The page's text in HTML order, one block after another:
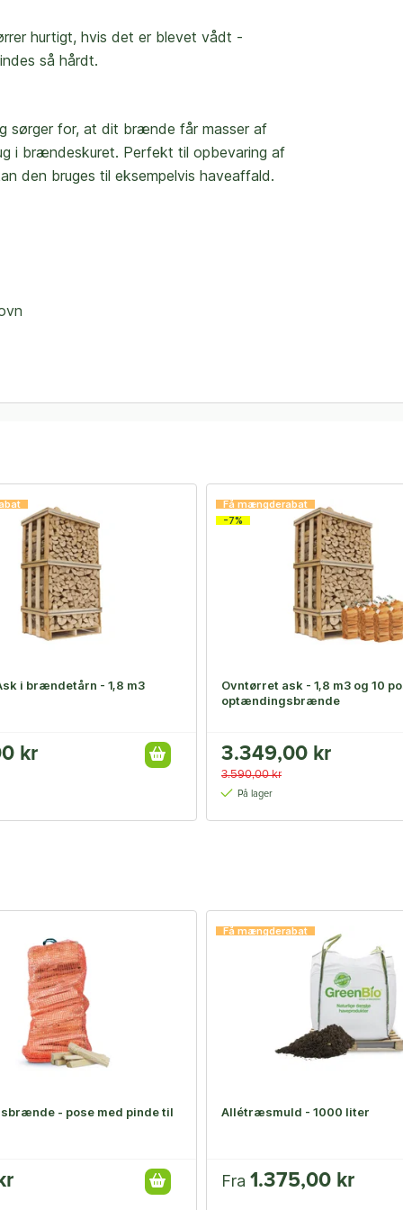
hurtigt, hvis det er blevet vådt -
så hårdt.
sørger for, at dit brænde får masser af
i brændeskuret. Perfekt til opbevaring af
den bruges til eksempelvis haveaffald.
i brændetårn - 1,8 m3
kr
Få mængderabat
-7%
Ovntørret ask - 1,8 m3 og 10
optændingsbrænde
3.349,00 kr
3.590,00 kr
På lager
- pose med pinde til
Få mængderabat
Allétræsmuld - 1000 liter
Fra 1.375,00 kr